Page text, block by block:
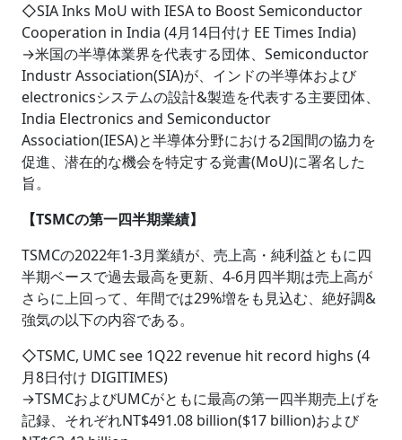
◇SIA Inks MoU with IESA to Boost Semiconductor
Cooperation in India (4月14日付け EE Times India)
→米国の半導体業界を代表する団体、Semiconductor
Industr Association(SIA)が、インドの半導体および
electronicsシステムの設計&製造を代表する主要団体、
India Electronics and Semiconductor
Association(IESA)と半導体分野における2国間の協力を
促進、潜在的な機会を特定する覚書(MoU)に署名した
旨。
【TSMCの第一四半期業績】
TSMCの2022年1-3月業績が、売上高・純利益ともに四
半期ベースで過去最高を更新、4-6月四半期は売上高が
さらに上回って、年間では29%増をも見込む、絶好調&
強気の以下の内容である。
◇TSMC, UMC see 1Q22 revenue hit record highs (4
月8日付け DIGITIMES)
→TSMCおよびUMCがともに最高の第一四半期売上げを
記録、それぞれNT$491.08 billion($17 billion)および